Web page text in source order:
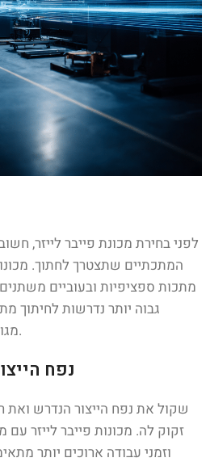
לפני בחירת מכונת פייבר לייזר,
המתכתיים שתצטרך לחתוך.
מתכות ספציפיות ובעוביים
גבוה יותר נדרשות לחיתוך
מגולוונת או נירוסטה בעובי רב.
נפח
שקול את נפח הייצור הנדרש
זקוק לה. מכונות פייבר לייזר עם
וזמני עבודה ארוכים יותר